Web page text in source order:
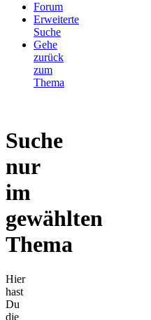
Forum
Erweiterte
Suche
Gehe
zurück
zum
Thema
Suche
nur
im
gewählten
Thema
Hier
hast
Du
die